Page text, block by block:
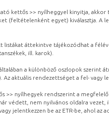
kettős >> nyílheggyel kinyitja,
(feltételenként egyet) kiválasztja. A
listákat áttekintve tájékozódhat a
ill. karok).
a különböző oszlopok szerint
Az aktuális rendezettséget a fel- vagy
>> nyílhegyek rendszerint a
védett, nem nyilvános oldalra vezet,
jelentkezzen be az ETR-be, ahol